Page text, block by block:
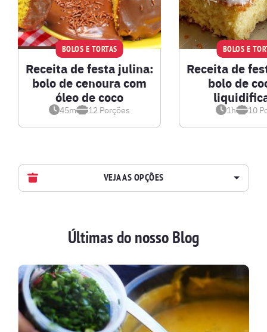
BOLOS E TORTAS
Receita de festa julina:
bolo de cenoura com
óleo de coco
45m 12 Porções
BOLOS E
Receita de
bolo de
1h 10
VEJA AS OPÇÕES
BATIDAS
BEBIDAS E DRINKS
BISCOITOS
Últimas do nosso Blog